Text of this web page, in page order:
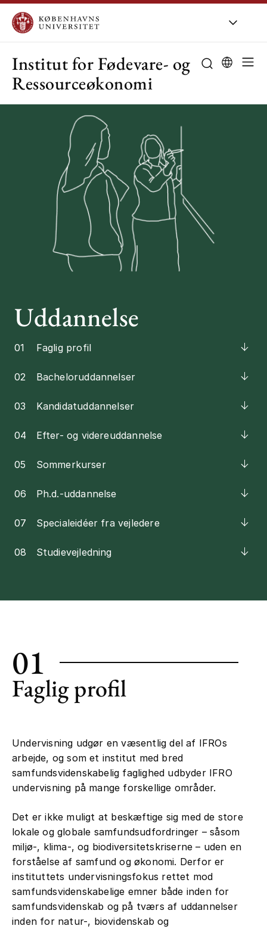
Institut for Fødevare- og
Ressourceøkonomi
Uddannelse
01 Faglig profil
02 Bacheloruddannelser
03 Kandidatuddannelser
04 Efter- og videreuddannelse
05 Sommerkurser
06 Ph.d.-uddannelse
07 Specialeidéer fra vejledere
08 Studievejledning
01
Faglig profil
Undervisning udgør en væsentlig del af IFROs
arbejde, og som et institut med bred
samfundsvidenskabelig faglighed udbyder IFRO
undervisning på mange forskellige områder.
Det er ikke muligt at beskæftige sig med de store
lokale og globale samfundsudfordringer – såsom
miljø-, klima-, og biodiversitetskriserne – uden en
forståelse af samfund og økonomi. Derfor er
instituttets undervisningsfokus rettet mod
samfundsvidenskabelige emner både inden for
samfundsvidenskab og på tværs af uddannelser
inden for natur-, biovidenskab og
Om KU